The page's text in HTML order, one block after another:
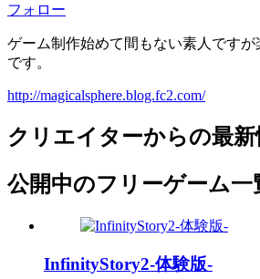
フォロー
ゲーム制作始めて間もない素人です
です。
http://magicalsphere.blog.fc2.com/
クリエイターからの最新
公開中のフリーゲーム一
InfinityStory2-体験版-